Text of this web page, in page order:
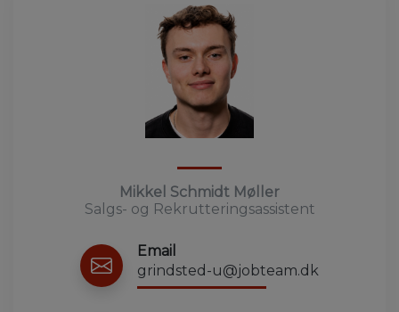
Mikkel Schmidt Møller
Salgs- og Rekrutteringsassistent
Email
grindsted-u@jobteam.dk